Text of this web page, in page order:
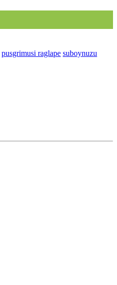
pusgrimusi raglape suboynuzu